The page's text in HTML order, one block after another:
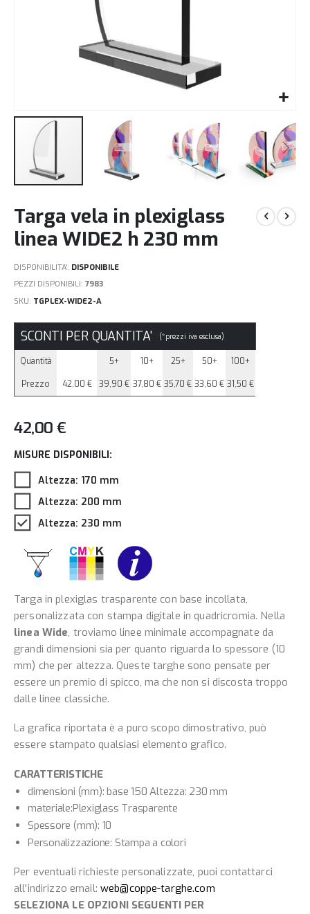
all'inizio
della
galleria
immagini
Targa vela in plexiglass
linea WIDE2 h 230 mm
DISPONIBILITA': DISPONIBILE
PEZZI DISPONIBILI: 7983
SKU TGPLEX-WIDE2-A
SCONTI PER QUANTITA' (*prezzi iva esclusa)
Quantità 5+ 10+ 25+ 50+ 100+
Prezzo 42,00 € 39,90 € 37,80 € 35,70 € 33,60 € 31,50 €
42,00 €
MISURE DISPONIBILI:
Altezza: 170 mm
Altezza: 200 mm
Altezza: 230 mm
Targa in plexiglas trasparente con base incollata,
personalizzata con stampa digitale in quadricromia. Nella
linea Wide, troviamo linee minimale accompagnate da
grandi dimensioni sia per quanto riguarda lo spessore (10
mm) che per altezza. Queste targhe sono pensate per
essere un premio di spicco, ma che non si discosta troppo
dalle linee classiche.
La grafica riportata è a puro scopo dimostrativo, può
essere stampato qualsiasi elemento grafico.
CARATTERISTICHE
dimensioni (mm): base 150 Altezza: 230 mm
materiale:Plexiglass Trasparente
Spessore (mm): 10
Personalizzazione: Stampa a colori
Per eventuali richieste personalizzate, puoi contattarci
all'indirizzo email: web@coppe-targhe.com
SELEZIONA LE OPZIONI SEGUENTI PER